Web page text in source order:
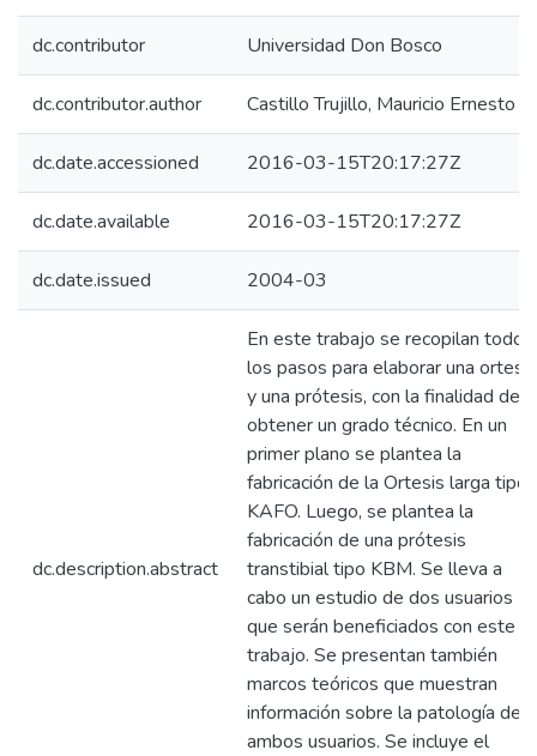
dc.contributor Universidad Don Bosco
dc.contributor.author Castillo Trujillo, Mauricio Ernesto
dc.date.accessioned 2016-03-15T20:17:27Z
dc.date.available 2016-03-15T20:17:27Z
dc.date.issued 2004-03
dc.description.abstract
En este trabajo se recopilan todos
los pasos para elaborar una ortesis
y una prótesis, con la finalidad de
obtener un grado técnico. En un
primer plano se plantea la
fabricación de la Ortesis larga tipo
KAFO. Luego, se plantea la
fabricación de una prótesis
transtibial tipo KBM. Se lleva a
cabo un estudio de dos usuarios
que serán beneficiados con este
trabajo. Se presentan también
marcos teóricos que muestran
información sobre la patología de
ambos usuarios. Se incluye el